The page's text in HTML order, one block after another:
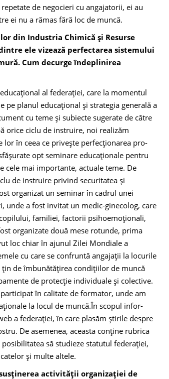
de negocieri cu angajatorii, ei au
ei nu a rămas fără loc de muncă.
din Industria Chimică şi Re­surse
ele vizează perfecta­rea sistemului
Cum decurge îndeplinirea
al federaţiei, care la momentul
pe planul educa­ţional şi strategia generală a
cu teme şi su­biecte sugerate de către
orice ciclu de instruire, noi realizăm
în ceea ce priveşte perfecţionarea pro­
opt seminare educaționale pentru
cele mai impor­tante, actuale teme. De
de instruire privind securitatea şi
organizat un seminar în cadrul unei
unde a fost invitat un medic-ginecolog, care
familiei, factorii psihoemoționali,
organiza­te două mese rotunde, prima
loc chiar în aju­nul Zilei Mondiale a
cu care se confruntă angajaţii la locurile
țin de îmbunătăţirea con­diţiilor de muncă
de protecţie individu­ale şi colective.
în calitate de formator, unde am
la locul de muncă.În scopul infor­
a federaţiei, în care plasăm ştirile despre
De asemenea, aceasta conţine rubrica
să studieze statutul federaţiei,
şi multe altele.
activităţii organizaţiei de